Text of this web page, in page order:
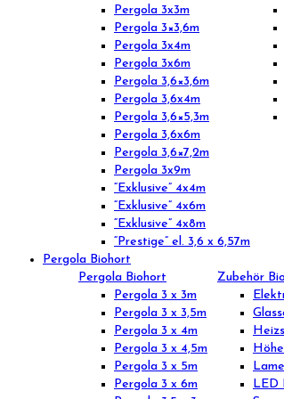
Pergola 3x3m
Pergola 3×3,6m
Pergola 3x4m
Pergola 3x6m
Pergola 3,6×3,6m
Pergola 3,6x4m
Pergola 3,6×5,3m
Pergola 3,6x6m
Pergola 3,6×7,2m
Pergola 3x9m
“Exklusive” 4x4m
“Exklusive” 4x6m
“Exklusive” 4x8m
“Prestige” el. 3,6 x 6,57m
Pergola Biohort
Pergola Biohort
Pergola 3 x 3m
Pergola 3 x 3,5m
Pergola 3 x 4m
Pergola 3 x 4,5m
Pergola 3 x 5m
Pergola 3 x 6m
Zubehör
LED